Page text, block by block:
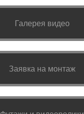
Галерея видео
Заявка на монтаж